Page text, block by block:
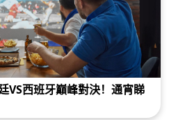
VS西班牙巔峰對決！通宵睇